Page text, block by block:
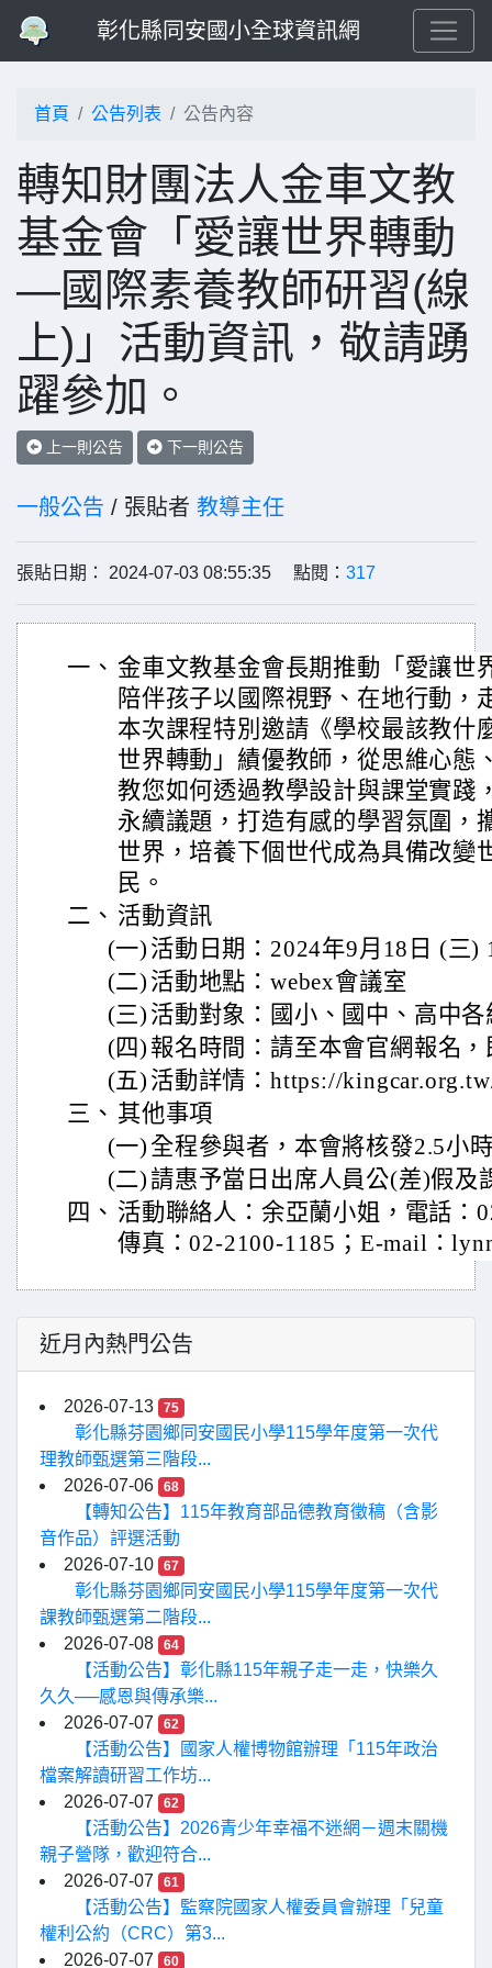
彰化縣同安國小全球資訊網
首頁 公告列表 公告內容
轉知財團法人金車文教
基金會「愛讓世界轉動
—國際素養教師研習(線
上)」活動資訊，敬請踴
躍參加。
上一則公告 下一則公告
一般公告 / 張貼者 教導主任
張貼日期： 2024-07-03 08:55:35 點閱： 317
一、 金車文教基金會長期推動「愛讓世
陪伴孩子以國際視野、在地行動，
本次課程特別邀請《學校最該教什
世界轉動」績優教師，從思維心態
教您如何透過教學設計與課堂實踐
永續議題，打造有感的學習氛圍，
世界，培養下個世代成為具備改變
民。
二、 活動資訊
(一) 活動日期：2024年9月18日 (三)
(二) 活動地點：webex會議室
(三) 活動對象：國小、國中、高中
(四) 報名時間：請至本會官網報名
(五) 活動詳情：https://
三、 其他事項
(一) 全程參與者，本會將核發2.5小
(二) 請惠予當日出席人員公(差)假及
四、 活動聯絡人：余亞蘭小姐，電話：
傳真：02-2100-1185；E-mail：
近月內熱門公告
2026-07-13 75
彰化縣芬園鄉同安國民小學115學年度第一次代
理教師甄選第三階段...
2026-07-06
68
【轉知公告】115年教育部品德教育徵稿（含影
音作品）評選活動
2026-07-10
67
彰化縣芬園鄉同安國民小學115學年度第一次代
課教師甄選第二階段...
2026-07-08
64
【活動公告】彰化縣115年親子走一走，快樂久
久久──感恩與傳承樂...
2026-07-07
62
【活動公告】國家人權博物館辦理「115年政治
檔案解讀研習工作坊...
2026-07-07
62
【活動公告】2026青少年幸福不迷網－週末關機
親子營隊，歡迎符合...
2026-07-07
61
【活動公告】監察院國家人權委員會辦理「兒童
權利公約（CRC）第3...
2026-07-07
60